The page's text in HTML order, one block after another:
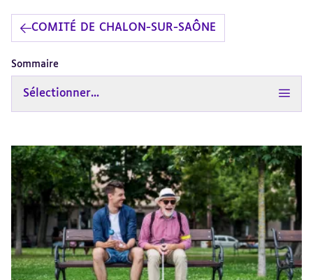
COMITÉ DE CHALON-SUR-SAÔNE
Sommaire
Sélectionner...